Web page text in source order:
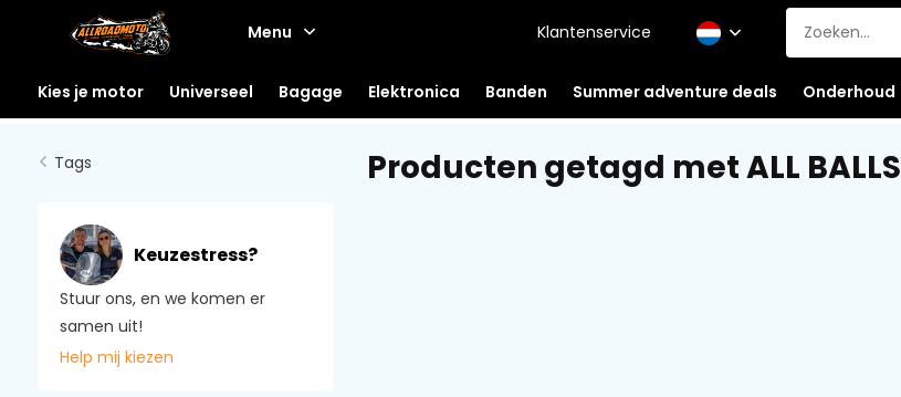
Menu Klantenservice
Kies je motor Universeel Bagage Elektronica Banden Summer adventure deals Onderhoud
Tags
Keuzestress?
Stuur ons, en we komen er
samen uit!
Help mij kiezen
Producten getagd met ALL BALLS